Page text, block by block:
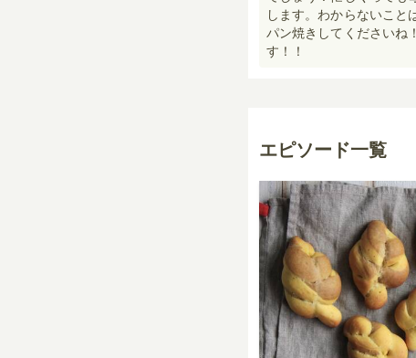
します。わからないこと
パン焼きしてくださいね
す！！
エピソード一覧